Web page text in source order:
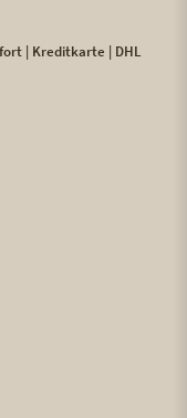
| Kreditkarte | DHL